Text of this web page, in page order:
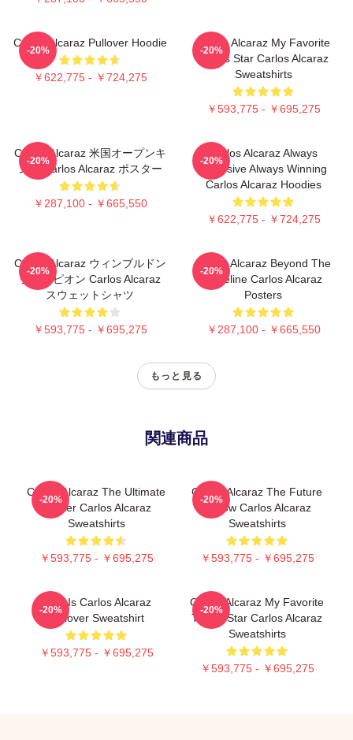
Carlos Alcaraz Pullover Hoodie
￥622,775 - ￥724,275
-20%
Carlos Alcaraz My Favorite
Tennis Star Carlos Alcaraz
Sweatshirts
￥593,775 - ￥695,275
-20%
Carlos Alcaraz 米国オープンキ
ング Carlos Alcaraz ポスター
￥287,100 - ￥665,550
-20%
Carlos Alcaraz Always
Explosive Always Winning
Carlos Alcaraz Hoodies
￥622,775 - ￥724,275
-20%
Carlos Alcaraz ウィンブルドン
チャンピオン Carlos Alcaraz
スウェットシャツ
￥593,775 - ￥695,275
-20%
Carlos Alcaraz Beyond The
Baseline Carlos Alcaraz
Posters
￥287,100 - ￥665,550
-20%
もっと見る
関連商品
Carlos Alcaraz The Ultimate
Fighter Carlos Alcaraz
Sweatshirts
￥593,775 - ￥695,275
-20%
Carlos Alcaraz The Future
Is Now Carlos Alcaraz
Sweatshirts
￥593,775 - ￥695,275
-20%
Who Is Carlos Alcaraz
Pullover Sweatshirt
￥593,775 - ￥695,275
-20%
Carlos Alcaraz My Favorite
Tennis Star Carlos Alcaraz
Sweatshirts
￥593,775 - ￥695,275
-20%